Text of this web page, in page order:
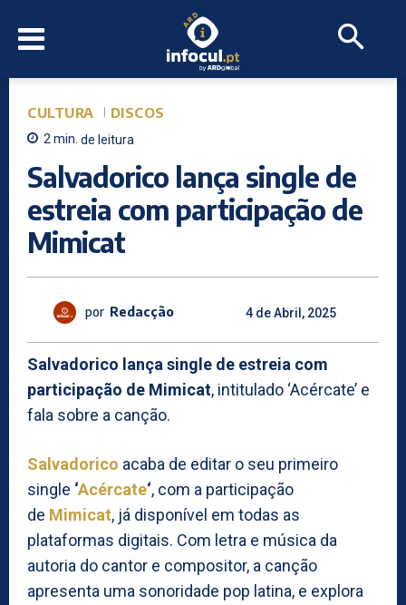
CULTURA DISCOS
2min. de leitura
Salvadorico lança single de
estreia com participação de
Mimicat
por Redacção 4 de Abril, 2025
Salvadorico lança single de estreia com
participação de Mimicat, intitulado ‘Acércate’ e
fala sobre a canção.
Salvadorico acaba de editar o seu primeiro
single ‘Acércate‘, com a participação
de Mimicat, já disponível em todas as
plataformas digitais. Com letra e música da
autoria do cantor e compositor, a canção
apresenta uma sonoridade pop latina, e explora